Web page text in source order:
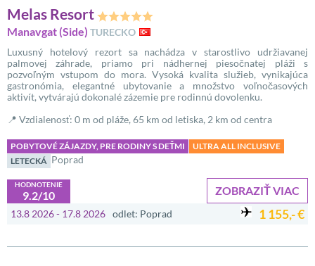
Melas Resort
Manavgat (Side) TURECKO
Luxusný hotelový rezort sa nachádza v starostlivo udržiavanej
palmovej záhrade, priamo pri nádhernej piesočnatej pláži s
pozvoľným vstupom do mora. Vysoká kvalita služieb, vynikajúca
gastronómia, elegantné ubytovanie a množstvo voľnočasových
aktivít, vytvárajú dokonalé zázemie pre rodinnú dovolenku.
📍 Vzdialenosť: 0 m od pláže, 65 km od letiska, 2 km od centra
POBYTOVÉ ZÁJAZDY, PRE RODINY S DEŤMI
ULTRA ALL INCLUSIVE
LETECKÁ Poprad
ZOBRAZIŤ VIAC
HODNOTENIE
9.2/10
13.8 2026 - 17.8 2026 odlet: Poprad 1 155,- €